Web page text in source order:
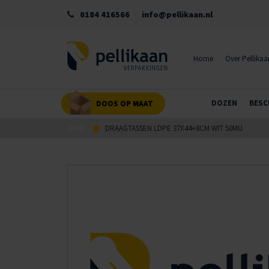
0184 416566 info@pellikaan.nl
Home Over
DOZEN
DOOS OP MAAT
DRAAGTASSEN LDPE 37X44+8CM WIT 50MU